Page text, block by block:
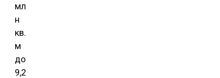
мл
н
кв.
м
до
9,2